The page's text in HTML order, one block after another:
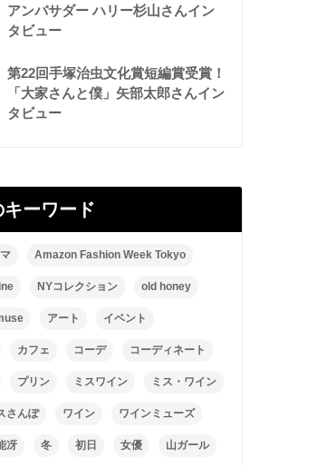
アンバサダー ハリー杉山さんイン
タビュー
第22回手塚治虫文化賞短編賞受賞！
「大家さんと僕」矢部太郎さんイン
タビュー
ーワード
Amazon Fashion Week Tokyo
NYコレクション old honey
アート イベント
カフェ コーデ コーディネート
プリン ミスワイン ミス・ワイン
さんぽ ワイン ワインミューズ
冴 冬 初日 女優 山ガール